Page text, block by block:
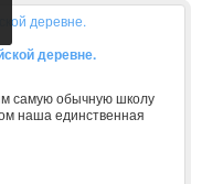
деревне.
самую обычную школу
наша единственная